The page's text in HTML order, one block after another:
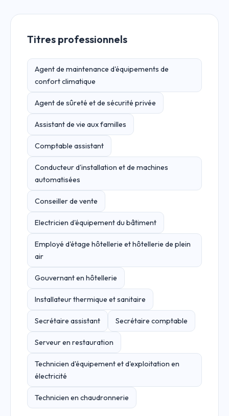
Titres professionnels
Agent de maintenance d'équipements de
confort climatique
Agent de sûreté et de sécurité privée
Assistant de vie aux familles
Comptable assistant
Conducteur d'installation et de machines
automatisées
Conseiller de vente
Electricien d'équipement du bâtiment
Employé d'étage hôtellerie et hôtellerie de plein
air
Gouvernant en hôtellerie
Installateur thermique et sanitaire
Secrétaire assistant Secrétaire comptable
Serveur en restauration
Technicien d'équipement et d'exploitation en
électricité
Technicien en chaudronnerie